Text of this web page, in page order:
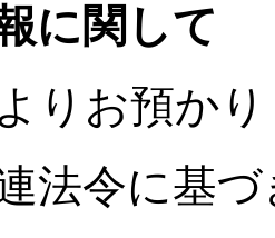
に関して
りお預か
法令に基